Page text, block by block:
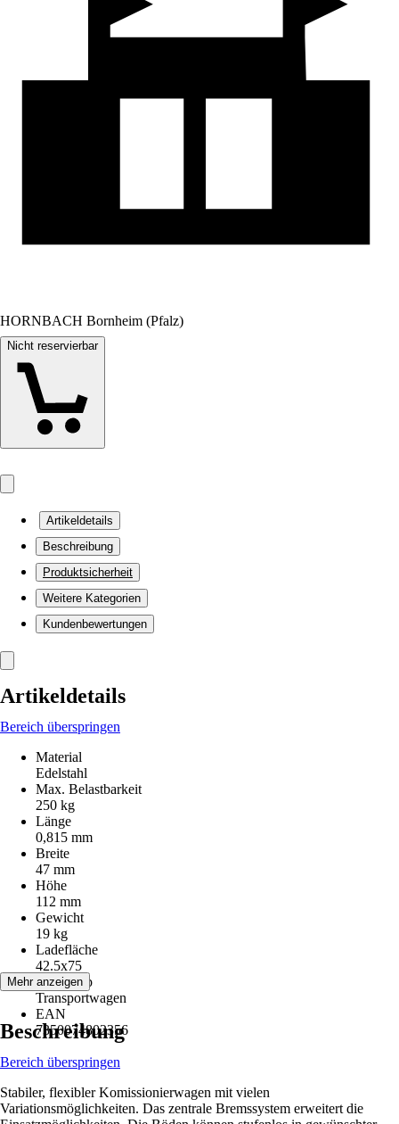
HORNBACH Bornheim (Pfalz)
Nicht reservierbar
Artikeldetails
Beschreibung
Produktsicherheit
Weitere Kategorien
Kundenbewertungen
Artikeldetails
Bereich überspringen
Material
Edelstahl
Max. Belastbarkeit
250 kg
Länge
0,815 mm
Breite
47 mm
Höhe
112 mm
Gewicht
19 kg
Ladefläche
42.5x75
Artikeltyp
Transportwagen
EAN
7350074802356
Mehr anzeigen
Beschreibung
Bereich überspringen
Stabiler, flexibler Komissionierwagen mit vielen
Variationsmöglichkeiten. Das zentrale Bremssystem erweitert die